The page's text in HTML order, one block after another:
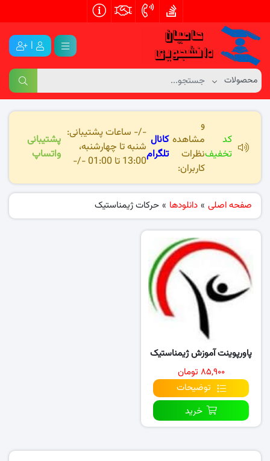
|
کد
تخفیف
و
مشاهده
نظرات
کاربران:
کانال
تلگرام
-/- ساعات پشتیبانی:
شنبه تا چهارشنبه،
13:00 تا 01:00 -/-
پشتیبانی
واتساپ
صفحه اصلی » دانلودها » حرکات ژیمناستیک
پاورپوینت آموزش ژیمناستیک
۸۵,۹۰۰ تومان
توضیحات
خرید